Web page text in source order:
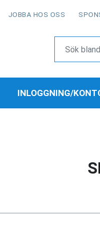
JOBBA HOS OSS
INLOGGNING/